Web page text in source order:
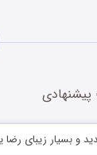
و بسیار زیبای رضا